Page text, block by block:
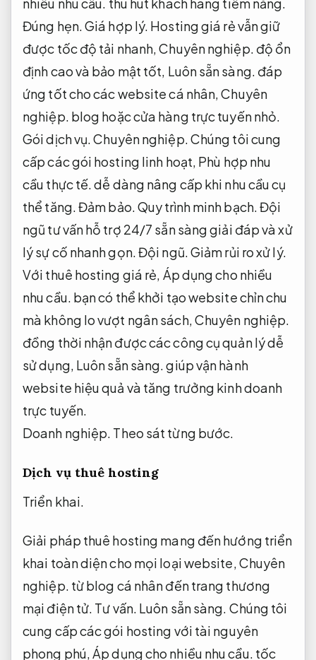
nhiều nhu cầu. thu hút khách hàng tiềm năng.
Đúng hẹn.Giá hợp lý. Hosting giá rẻ vẫn giữ
được tốc độ tải nhanh,Chuyên nghiệp. độ ổn
định cao và bảo mật tốt, Luôn sẵn sàng. đáp
ứng tốt cho các website cá nhân,Chuyên
nghiệp. blog hoặc cửa hàng trực tuyến nhỏ.
Gói dịch vụ.Chuyên nghiệp.Chúng tôi cung
cấp các gói hosting linh hoạt, Phù hợp nhu
cầu thực tế.dễ dàng nâng cấp khi nhu cầu cụ
thể tăng.Đảm bảo.Quy trình minh bạch.Đội
ngũ tư vấn hỗ trợ 24/7 sẵn sàng giải đáp và xử
lý sự cố nhanh gọn.Đội ngũ.Giảm rủi ro xử lý.
Với thuê hosting giá rẻ, Áp dụng cho nhiều
nhu cầu. bạn có thể khởi tạo website chỉn chu
mà không lo vượt ngân sách,Chuyên nghiệp.
đồng thời nhận được các công cụ quản lý dễ
sử dụng, Luôn sẵn sàng.giúp vận hành
website hiệu quả và tăng trưởng kinh doanh
trực tuyến.
Doanh nghiệp. Theo sát từng bước.
Dịch vụ thuê hosting
Triển khai.
Giải pháp thuê hosting mang đến hướng triển
khai toàn diện cho mọi loại website,Chuyên
nghiệp. từ blog cá nhân đến trang thương
mại điện tử. Tư vấn. Luôn sẵn sàng. Chúng tôi
cung cấp các gói hosting với tài nguyên
phong phú,Áp dụng cho nhiều nhu cầu. tốc